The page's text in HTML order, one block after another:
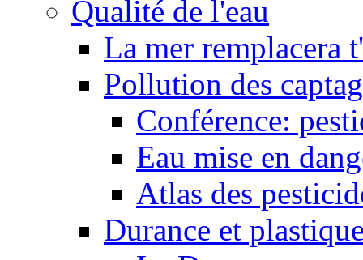
Qualité de l'eau
La mer remplacera
Pollution des
Conférence:
Eau mise en
Atlas des
Durance et